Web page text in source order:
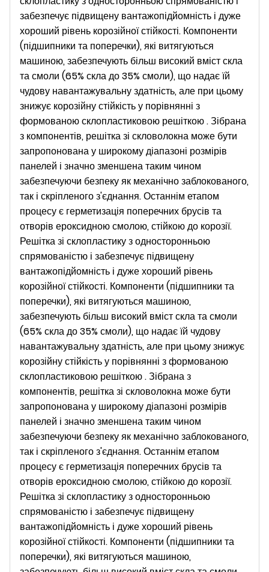
забезпечує підвищену вантажопідйомність і дуже
хороший рівень корозійної стійкості. Компоненти
(підшипники та поперечки), які витягуються
машиною, забезпечують більш високий вміст скла
та смоли (65% скла до 35% смоли), що надає їй
чудову навантажувальну здатність, але при цьому
знижує корозійну стійкість у порівнянні з
формованою склопластиковою решіткою . Зібрана
з компонентів, решітка зі скловолокна може бути
запропонована у широкому діапазоні розмірів
панелей і значно зменшена таким чином
забезпечуючи безпеку як механічно заблокованого,
так і скріпленого з'єднання. Останнім етапом
процесу є герметизація поперечних брусів та
отворів ероксидною смолою, стійкою до корозії.
Решітка зі склопластику з односторонньою
спрямованістю і забезпечує підвищену
вантажопідйомність і дуже хороший рівень
корозійної стійкості. Компоненти (підшипники та
поперечки), які витягуються машиною,
забезпечують більш високий вміст скла та смоли
(65% скла до 35% смоли), що надає їй чудову
навантажувальну здатність, але при цьому знижує
корозійну стійкість у порівнянні з формованою
склопластиковою решіткою . Зібрана з
компонентів, решітка зі скловолокна може бути
запропонована у широкому діапазоні розмірів
панелей і значно зменшена таким чином
забезпечуючи безпеку як механічно заблокованого,
так і скріпленого з'єднання. Останнім етапом
процесу є герметизація поперечних брусів та
отворів ероксидною смолою, стійкою до корозії.
Решітка зі склопластику з односторонньою
спрямованістю і забезпечує підвищену
вантажопідйомність і дуже хороший рівень
корозійної стійкості. Компоненти (підшипники та
поперечки), які витягуються машиною,